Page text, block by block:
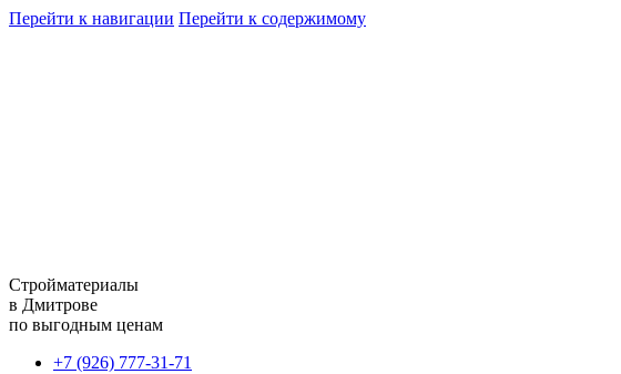
Перейти к навигации Перейти к содержимому
Стройматериалы
в Дмитрове
по выгодным ценам
+7 (926) 777-31-71